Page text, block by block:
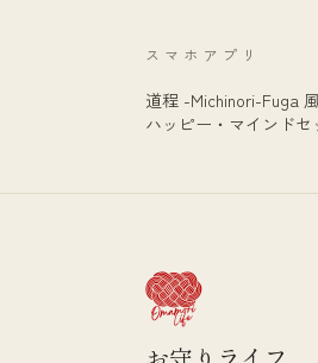
スマホアプリ
道程 -Michinori-Fuga
ハッピー・マインドセ